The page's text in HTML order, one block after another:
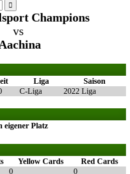
Champions
vs
Liga
Saison
C-Liga 2022 Liga
eigener Platz
Yellow Cards
Red Cards
0 0